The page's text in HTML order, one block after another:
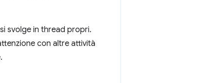
svolge in thread propri.
con altre attività